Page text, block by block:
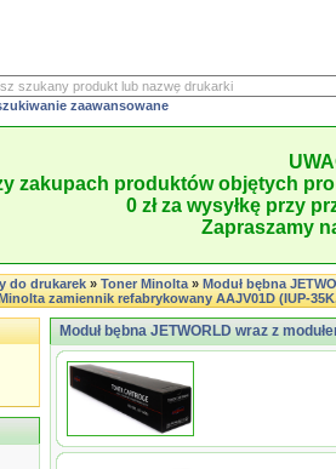
zaawansowane
zakupach produktów objętych
0 zł za wysyłkę przy
Zapraszamy
do drukarek»Toner Minolta»Moduł bębna
zamiennik refabrykowany AAJV01D (IUP-
Moduł bębna JETWORLD wraz z